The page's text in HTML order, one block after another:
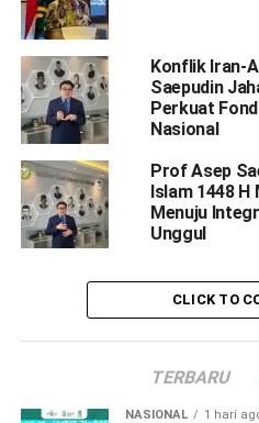
Konflik Iran-
Saepudin
Perkuat
Nasional
Prof Asep
Islam 1448
Menuju
Unggul
CLICK TO
TERBARU
NASIONAL 1 hari